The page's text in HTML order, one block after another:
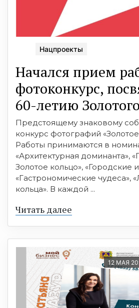
Нацпроекты
Начался прием
фотоконкурс,
60-летию
Предстоящему знаковому
конкурс фотографий «Золотое
Работы принимаются в
«Архитектурная доминанта»,
Золотое кольцо», «Городские
«Гастрономические чудеса»,
кольца». В каждой ...
Читать далее
12 МАЯ